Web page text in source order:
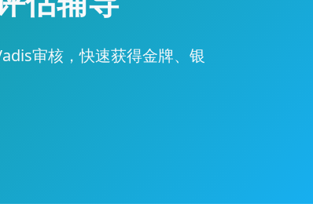
审核，快速获得金牌、银